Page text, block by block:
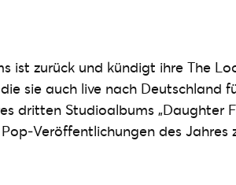
ist zurück und kündigt ihre The
sie auch live nach Deutschland
dritten Studioalbums „Daughter
des Jahres